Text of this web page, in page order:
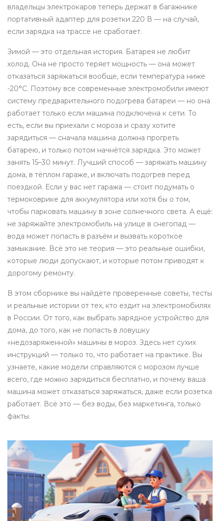
владельцы электрокаров теперь держат в багажнике
портативный адаптер для розетки 220 В — на случай,
если зарядка на трассе не сработает.
Зимой — это отдельная история. Батарея не любит
холод. Она не просто теряет мощность — она может
отказаться заряжаться вообще, если температура ниже
-20°C. Поэтому все современные электромобили имеют
систему предварительного подогрева батареи — но она
работает только если машина подключена к сети. То
есть, если вы приехали с мороза и сразу хотите
зарядиться — сначала машина должна прогреть
батарею, и только потом начнётся зарядка. Это может
занять 15–30 минут. Лучший способ — заряжать машину
дома, в тёплом гараже, и включать подогрев перед
поездкой. Если у вас нет гаража — стоит подумать о
термоковрике для аккумулятора или хотя бы о том,
чтобы парковать машину в зоне солнечного света. А ещё:
не заряжайте электромобиль на улице в снегопад —
вода может попасть в разъём и вызвать короткое
замыкание. Всё это не теория — это реальные ошибки,
которые люди допускают, и которые потом приводят к
дорогому ремонту.
В этом сборнике вы найдёте проверенные советы, тесты
и реальные истории от тех, кто ездит на электромобилях
в России. От того, как выбрать зарядное устройство для
дома, до того, как не попасть в ловушку
«недозаряженной» машины в мороз. Здесь нет сухих
инструкций — только то, что работает на практике. Вы
узнаете, какие модели справляются с морозом лучше
всего, где можно зарядиться бесплатно, и почему ваша
машина может отказаться заряжаться, даже если розетка
работает. Всё это — без воды, без маркетинга, только
факты.